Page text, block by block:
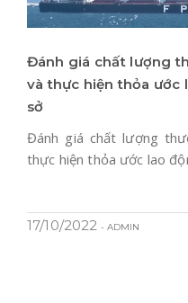
Đánh giá chất lượng
và thực hiện thỏa ước
sở
Đánh giá chất lượng
thực hiện thỏa ước lao
17/10/2022 - ADMIN